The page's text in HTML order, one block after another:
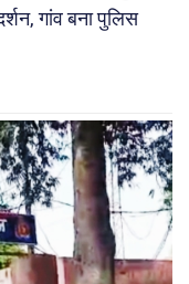
गांव बना पुलिस